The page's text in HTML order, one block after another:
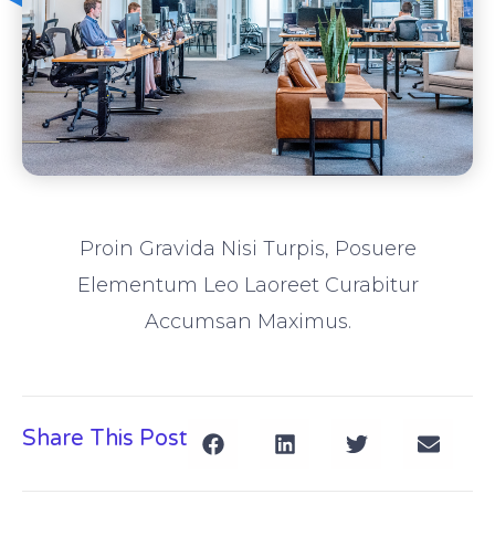
Proin Gravida Nisi Turpis, Posuere
Elementum Leo Laoreet Curabitur
Accumsan Maximus.
Share This Post